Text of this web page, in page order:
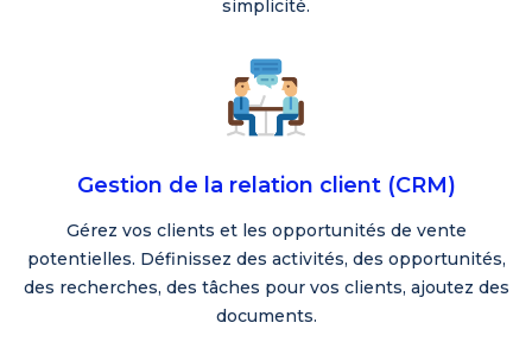
simplicité.
Gestion de la relation client (CRM)
Gérez vos clients et les opportunités de vente
potentielles. Définissez des activités, des opportunités,
des recherches, des tâches pour vos clients, ajoutez des
documents.